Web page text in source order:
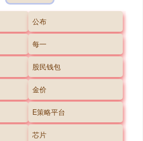
公布
每一
股民钱包
金价
E策略平台
芯片